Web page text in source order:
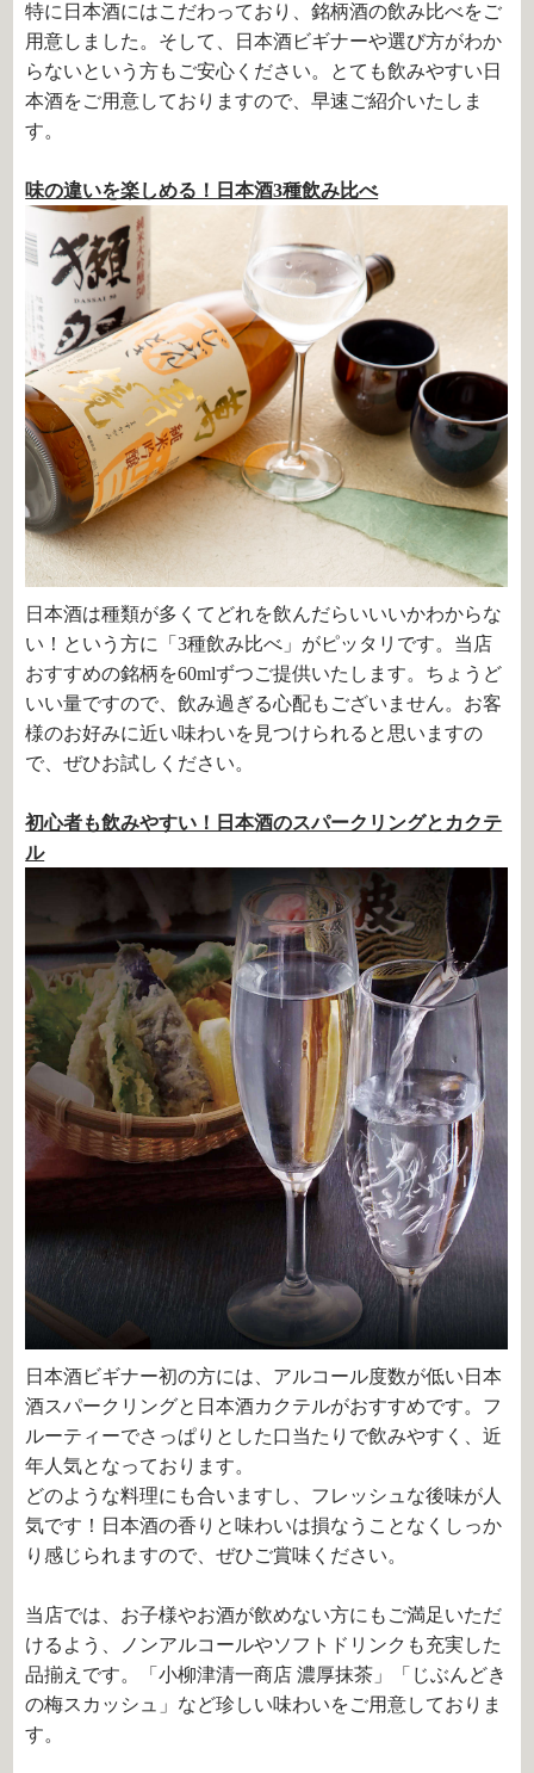
特に日本酒にはこだわっており、銘柄酒の飲み比べをご
用意しました。そして、日本酒ビギナーや選び方がわか
らないという方もご安心ください。とても飲みやすい日
本酒をご用意しておりますので、早速ご紹介いたしま
す。
味の違いを楽しめる！日本酒3種飲み比べ
日本酒は種類が多くてどれを飲んだらいいいかわからな
い！という方に「3種飲み比べ」がピッタリです。当店
おすすめの銘柄を60mlずつご提供いたします。ちょうど
いい量ですので、飲み過ぎる心配もございません。お客
様のお好みに近い味わいを見つけられると思いますの
で、ぜひお試しください。
初心者も飲みやすい！日本酒のスパークリングとカクテ
ル
日本酒ビギナー初の方には、アルコール度数が低い日本
酒スパークリングと日本酒カクテルがおすすめです。フ
ルーティーでさっぱりとした口当たりで飲みやすく、近
年人気となっております。
どのような料理にも合いますし、フレッシュな後味が人
気です！日本酒の香りと味わいは損なうことなくしっか
り感じられますので、ぜひご賞味ください。
当店では、お子様やお酒が飲めない方にもご満足いただ
けるよう、ノンアルコールやソフトドリンクも充実した
品揃えです。「小柳津清一商店 濃厚抹茶」「じぶんどき
の梅スカッシュ」など珍しい味わいをご用意しておりま
す。